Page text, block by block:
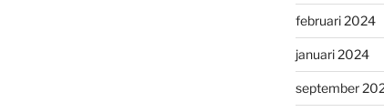
februari 2024
januari 2024
september